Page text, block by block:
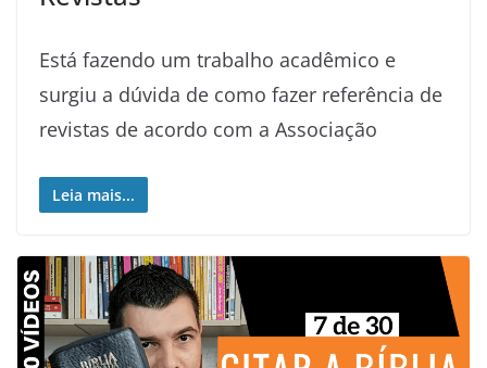
Está fazendo um trabalho acadêmico e
surgiu a dúvida de como fazer referência de
revistas de acordo com a Associação
Leia mais...